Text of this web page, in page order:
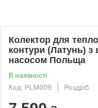
Колектор для
контури (Латунь) з
насосом Польща
В наявності
Код: PLM009
Роздріб